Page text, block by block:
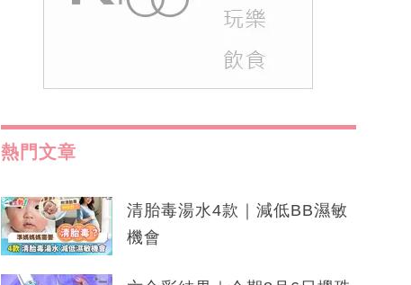
熱門文章
清胎毒湯水4款｜減低BB濕敏
機會